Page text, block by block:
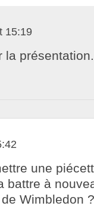
15:19
la présentation.
une
battre à
Wimbledon ?